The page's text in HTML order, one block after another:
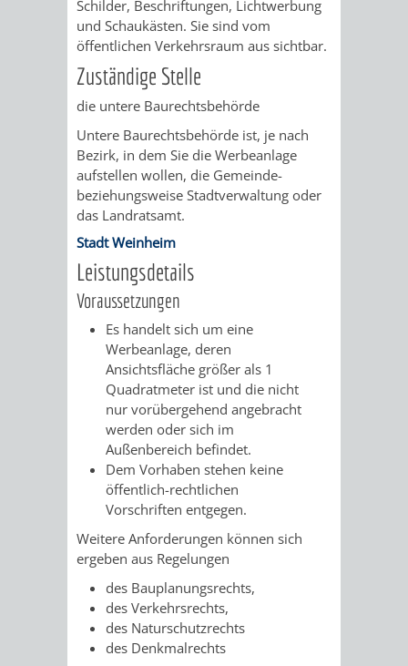
HILFE
MIT
BEHINDERUNG
MIT
DEMENZ
MIGRANTEN
/
FLÜCHTLINGE
BAUHERREN
BAUHERRENBERATUNG
DENKMALSCHUTZ
AUFGABEN
DER
UNTEREN
DENKMALSCHUTZBEHÖRDE
STEUERVORTEILE
SATZUNGEN
IM
BEREICH
DENKMALSCHUTZ
GENEHMIGUNGSVERFAHREN
TAG
DES
OFFENEN
DENKMALS
VERKAUF
BAUPLÄTZE
VERKAUF
STÄDTISCHER
HÄUSER
/
LIEGENSCHAFTEN
ABWASSERBESEITIGUNG
ERSCHLIESSUNGSBEITRAG
BERATUNGSERGEBNISSE
TAGESORDNUNG
SITZUNGSUNTERLAGEN
UMLEGUNGSAUSSCHUSS
BERATENDE
AUSSCHÜSSE
BÜRGERMEISTER
DEZERNATE
ÄMTER
UND
Schilder, Beschriftungen, Lichtwerbung
und Schaukästen. Sie sind vom
öffentlichen Verkehrsraum aus sichtbar.
Zuständige Stelle
die untere Baurechtsbehörde
Untere Baurechtsbehörde ist, je nach
Bezirk, in dem Sie die Werbeanlage
aufstellen wollen, die Gemeinde-
beziehungsweise Stadtverwaltung oder
das Landratsamt.
Stadt Weinheim
Leistungsdetails
Voraussetzungen
Es handelt sich um eine
Werbeanlage, deren
Ansichtsfläche größer als 1
Quadratmeter ist und die nicht
nur vorübergehend angebracht
werden oder sich im
Außenbereich befindet.
Dem Vorhaben stehen keine
öffentlich-rechtlichen
Vorschriften entgegen.
Weitere Anforderungen können sich
ergeben aus Regelungen
des Bauplanungsrechts,
des Verkehrsrechts,
des Naturschutzrechts
des Denkmalrechts